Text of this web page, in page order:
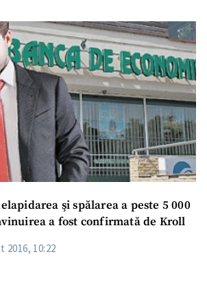
şi spălarea a peste 5 000
a fost confirmată de Kroll
2016, 10:22